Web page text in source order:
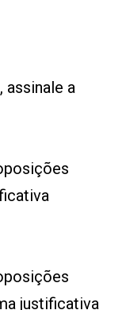
assinale a
justificativa